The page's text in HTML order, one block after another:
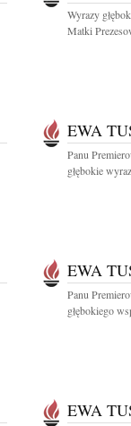
Wyrazy
Matki
EWA
Panu
głębokie
EWA
Panu
głębokiego
EWA